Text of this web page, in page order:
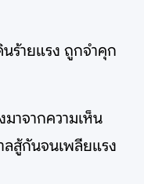
ยแรง ถูกจำคุก
ากความเห็น
ลสู้กันจนเพลียแรง